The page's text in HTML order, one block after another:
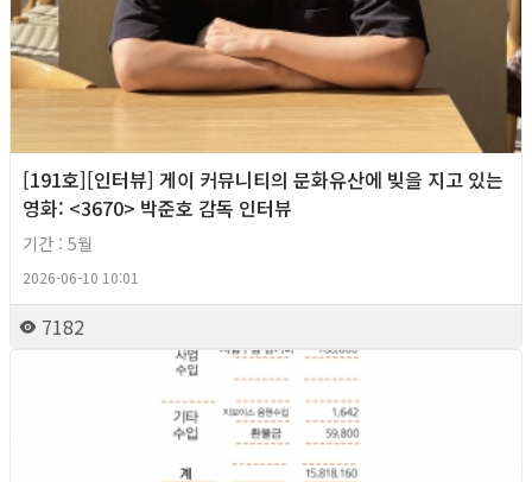
[191호][인터뷰] 게이 커뮤니티의 문화유산에 빚을 지고 있는
영화: <3670> 박준호 감독 인터뷰
기간 : 5월
2026-06-10 10:01
7182